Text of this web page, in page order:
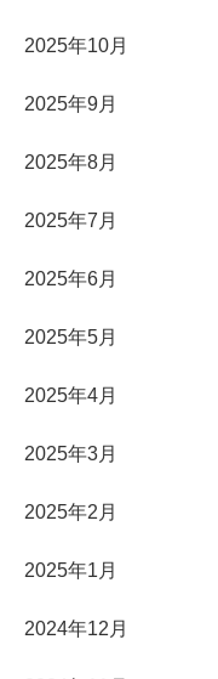
2025年10月
2025年9月
2025年8月
2025年7月
2025年6月
2025年5月
2025年4月
2025年3月
2025年2月
2025年1月
2024年12月